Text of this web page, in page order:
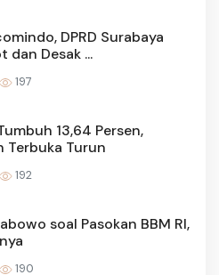
DPRD Surabaya
dan Desak ...
197
13,64 Persen,
Terbuka Turun
192
soal Pasokan BBM RI,
190